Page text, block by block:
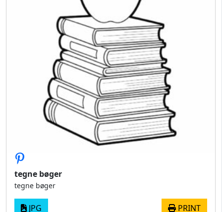
tegne bøger
tegne bøger
JPG PRINT